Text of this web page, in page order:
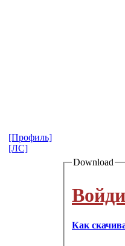
Download
Как
[Профиль]
[ЛС]